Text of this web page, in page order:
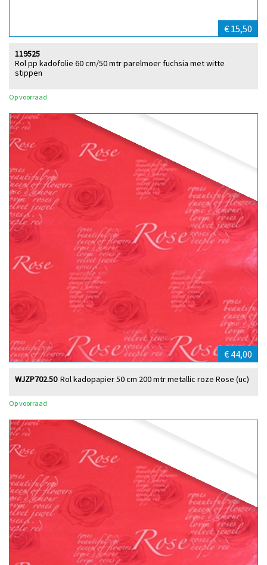
€ 15,50
Rol pp kadofolie 60 cm/50 mtr parelmoer fuchsia met witte
stippen
119525
Op voorraad
€ 44,00
Rol kadopapier 50 cm 200 mtr metallic roze Rose (uc)
WJZP702.50
Op voorraad